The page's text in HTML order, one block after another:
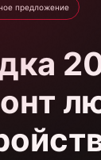
предложение